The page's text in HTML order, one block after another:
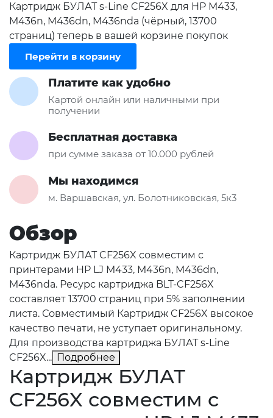
Картридж БУЛАТ s-Line CF256X для HP M433,
M436n, M436dn, M436nda (чёрный, 13700
страниц) теперь в вашей корзине покупок
Перейти в корзину
Платите как удобно
Картой онлайн или наличными при
получении
Бесплатная доставка
при сумме заказа от 10.000 рублей
Мы находимся
м. Варшавская, ул. Болотниковская, 5к3
Обзор
Картридж БУЛАТ CF256X совместим с
принтерами HP LJ M433, M436n, M436dn,
M436nda. Ресурс картриджа BLT-CF256X
составляет 13700 страниц при 5% заполнении
листа. Совместимый Картридж CF256X высокое
качество печати, не уступает оригинальному.
Для производства картриджа БУЛАТ s-Line
CF256X... Подробнее
Картридж БУЛАТ
CF256X совместим с